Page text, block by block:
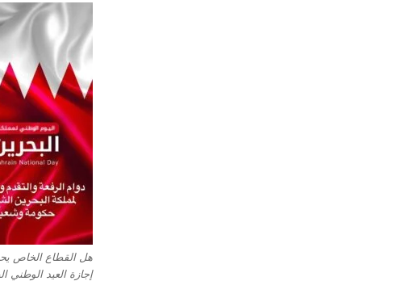
هل القطاع الخاص
إجازة العيد الوطني